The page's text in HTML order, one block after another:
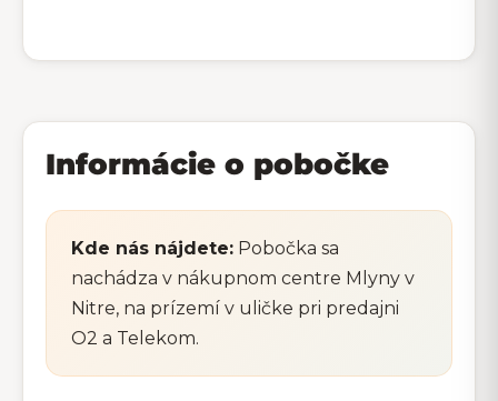
Informácie o pobočke
Kde nás nájdete: Pobočka sa
nachádza v nákupnom centre Mlyny v
Nitre, na prízemí v uličke pri predajni
O2 a Telekom.